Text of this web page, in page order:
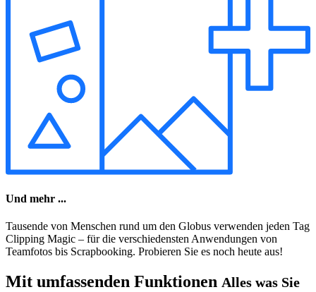
Und mehr ...
Tausende von Menschen rund um den Globus verwenden jeden Tag
Clipping Magic – für die verschiedensten Anwendungen von
Teamfotos bis Scrapbooking. Probieren Sie es noch heute aus!
Mit umfassenden Funktionen Alles was Sie